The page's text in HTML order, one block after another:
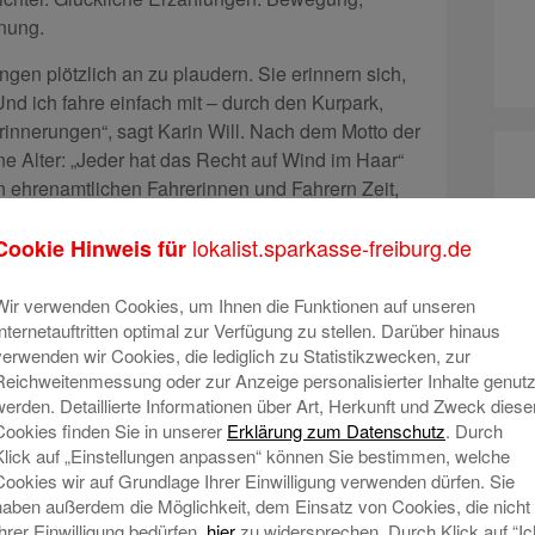
plötzlich an zu plaudern. Sie erinnern sich,
ich fahre einfach mit – durch den Kurpark,
sagt Karin Will. Nach dem Motto der
Alter: „Jeder hat das Recht auf Wind im Haar“
Fahrerinnen und Fahrern Zeit,
die gemeinsame Ausfahrten.
bei jedem Wetter. Unterstützung
kleinen Team, weitere Helfer:innen werden
für den Standort Staufen.
fürs Dranbleiben bekam sie den
mit ihm die Anerkennung, die sie eigentlich
es einfach schön ist“, sagt sie. Und wer je erlebt
aus der Rikscha steigt – mit einem Lächeln,
Sie hat recht.
Hinweis für lokalist.sparkasse-freiburg.de
verwenden Cookies, um Ihnen die Funktionen auf unseren
optimal zur Verfügung zu stellen. Darüber hinaus
wir Cookies, die lediglich zu Statistikzwecken, zur
oder zur Anzeige personalisierter Inhalte
Detaillierte Informationen über Art, Herkunft und Zweck
finden Sie in unserer Erklärung zum Datenschutz. Durch
auf „Einstellungen anpassen“ können Sie bestimmen, welche
wir auf Grundlage Ihrer Einwilligung verwenden dürfen. Sie
außerdem die Möglichkeit, dem Einsatz von Cookies, die nicht